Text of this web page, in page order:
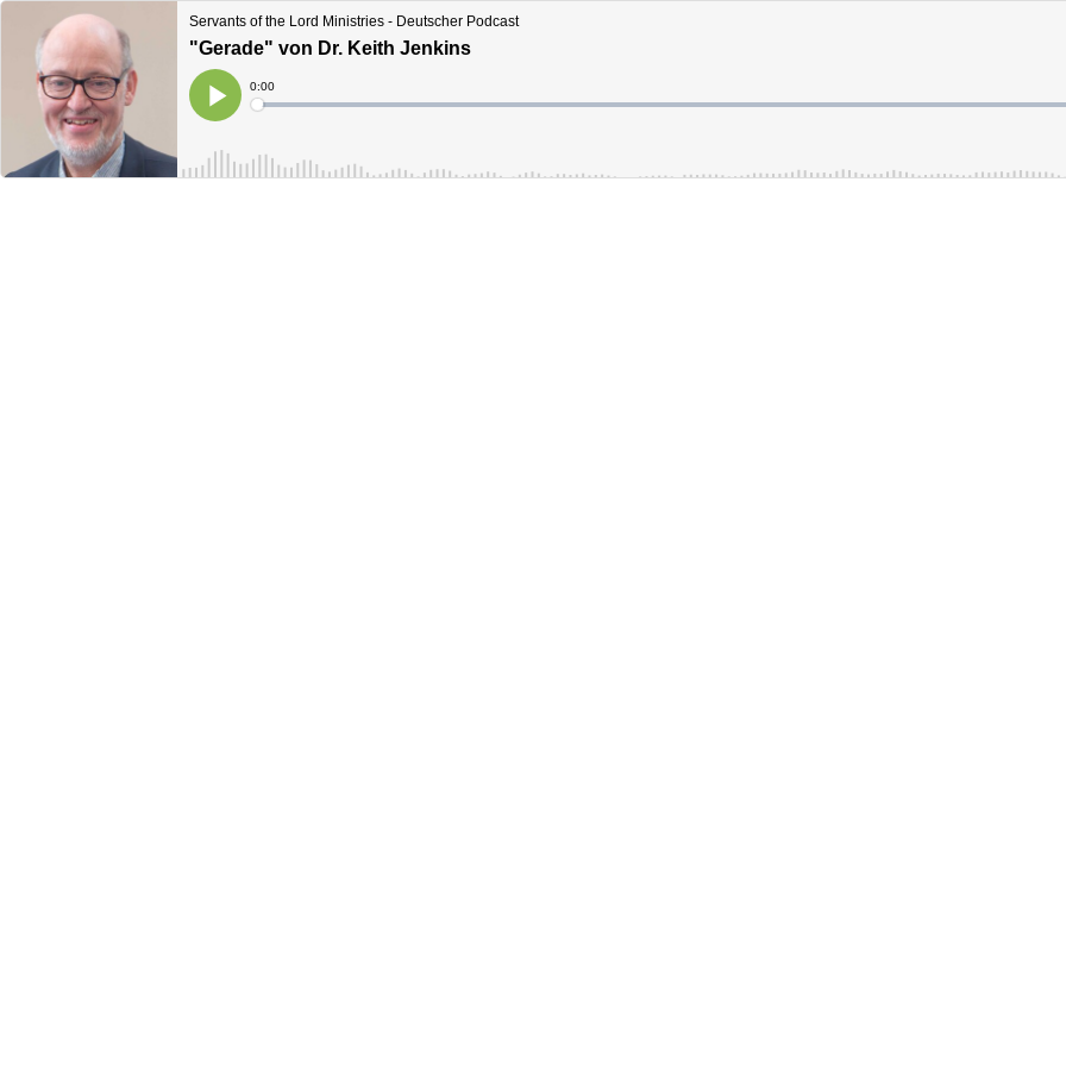
Servants of the Lord Ministries - Deutscher Podcast
"Gerade" von Dr. Keith Jenkins
Play
Current
Time
0:00
Loaded: